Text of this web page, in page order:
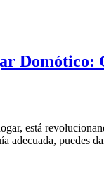
está
adecuada, puedes